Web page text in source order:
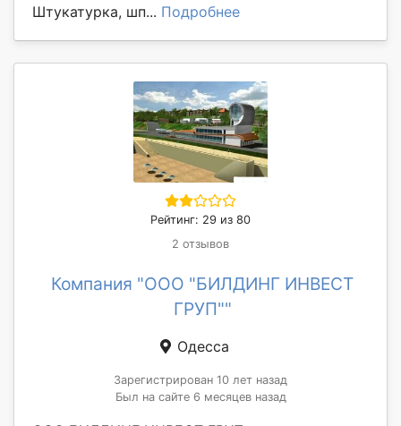
Штукатурка, шп... Подробнее
Рейтинг: 29 из 80
2 отзывов
Компания "ООО "БИЛДИНГ ИНВЕСТ
ГРУП""
Одесса
Зарегистрирован 10 лет назад
Был на сайте 6 месяцев назад